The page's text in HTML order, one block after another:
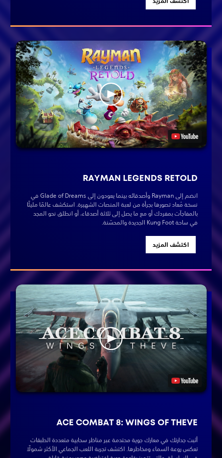
RAYMAN LEGENDS RETOLD
انضم إلى Rayman وأصدقائه بينما يعودون إلى Glade of Dreams في
نسخة مُعاد تصورها بجرأة من لعبة المنصات الشهيرة. استكشف عالمًا مليئًا
بالمفاجآت بمفردك أو مع ما يصل إلى ثلاثة أصدقاء، أو انطلق نحو المجد
في ساحة Kung Foot الجديدة والمحسّنة.
اكتشف المزيد
ACE COMBAT 8: WINGS OF THEVE
أثبت جدارتك في معارك جوية محتدمة عبر مناظر سحابية متعددة الطبقات
تعكس روعة السماء ومخاطرها. اكتشف تجربة اللعب الجماعي الأكثر شمولًا